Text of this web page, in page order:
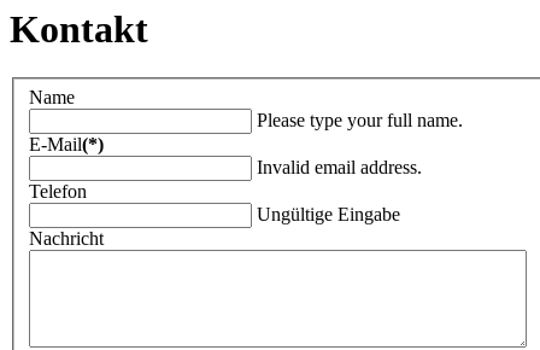
Kontakt
Name
Please type your full name.
E-Mail(*)
Invalid email address.
Telefon
Ungültige Eingabe
Nachricht